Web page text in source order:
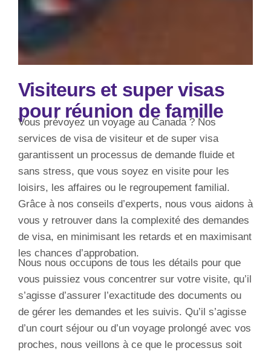
Visiteurs et super visas
pour réunion de famille
Vous prévoyez un voyage au Canada ? Nos
services de visa de visiteur et de super visa
garantissent un processus de demande fluide et
sans stress, que vous soyez en visite pour les
loisirs, les affaires ou le regroupement familial.
Grâce à nos conseils d’experts, nous vous aidons à
vous y retrouver dans la complexité des demandes
de visa, en minimisant les retards et en maximisant
les chances d’approbation.
Nous nous occupons de tous les détails pour que
vous puissiez vous concentrer sur votre visite, qu’il
s’agisse d’assurer l’exactitude des documents ou
de gérer les demandes et les suivis. Qu’il s’agisse
d’un court séjour ou d’un voyage prolongé avec vos
proches, nous veillons à ce que le processus soit